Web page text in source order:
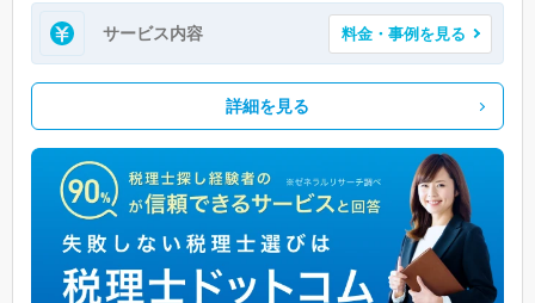
サービス内容 料金・事例を見る
詳細を見る